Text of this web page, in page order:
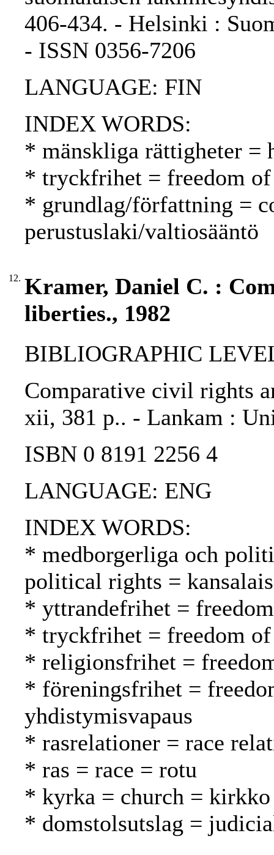
406-434. - Helsinki :
- ISSN 0356-7206
LANGUAGE: FIN
INDEX WORDS:
* mänskliga rättigheter =
* tryckfrihet = freedom of
* grundlag/författning =
perustuslaki/valtiosääntö
12. Kramer, Daniel C. :
liberties., 1982
BIBLIOGRAPHIC
Comparative civil rights
xii, 381 p.. - Lankam :
ISBN 0 8191 2256 4
LANGUAGE: ENG
INDEX WORDS:
* medborgerliga och
political rights =
* yttrandefrihet =
* tryckfrihet = freedom of
* religionsfrihet =
* föreningsfrihet =
yhdistymisvapaus
* rasrelationer = race
* ras = race = rotu
* kyrka = church = kirkko
* domstolsutslag =